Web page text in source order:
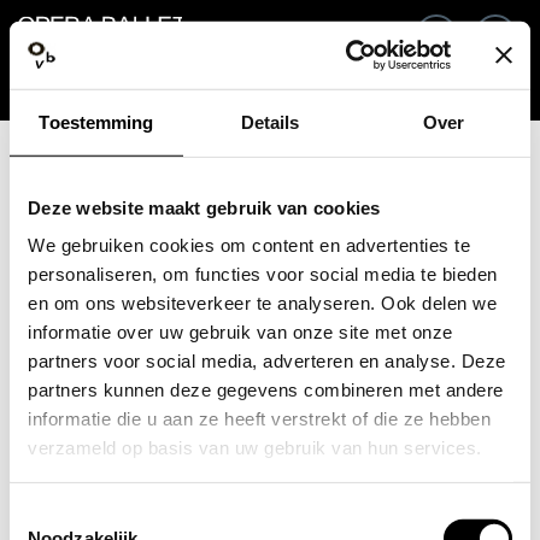
Toestemming Details Over
Deze website maakt gebruik van cookies
We gebruiken cookies om content en advertenties te
personaliseren, om functies voor social media te bieden
en om ons websiteverkeer te analyseren. Ook delen we
informatie over uw gebruik van onze site met onze
partners voor social media, adverteren en analyse. Deze
partners kunnen deze gegevens combineren met andere
informatie die u aan ze heeft verstrekt of die ze hebben
verzameld op basis van uw gebruik van hun services.
Wachtwoord Wachtwoord vergeten?
Account maken